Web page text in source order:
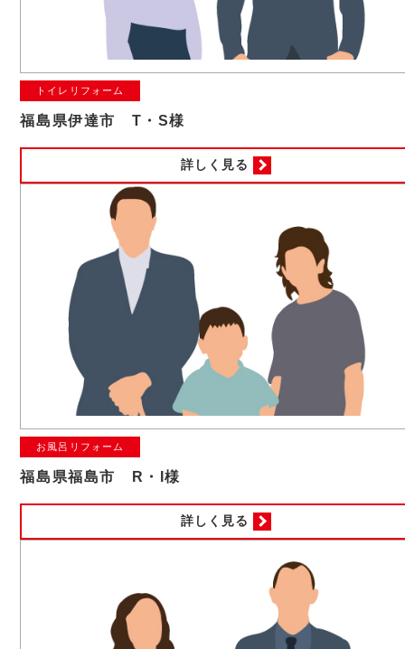
トイレリフォーム
福島県伊達市 T・S様
詳しく見る
お風呂リフォーム
福島県福島市 R・I様
詳しく見る